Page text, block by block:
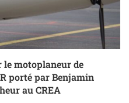
motoplaneur de
porté par Benjamin
au CREA